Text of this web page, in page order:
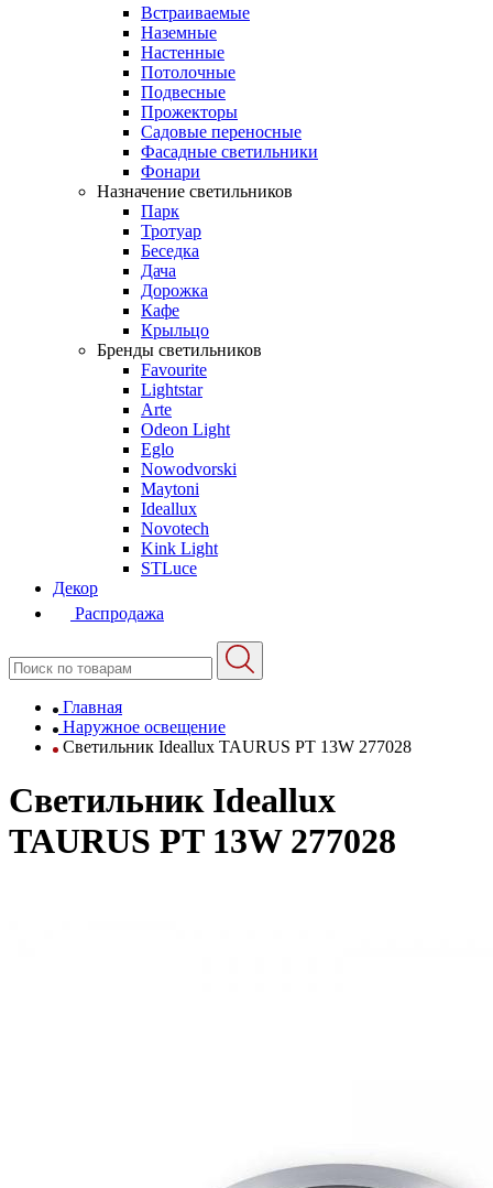
Встраиваемые
Наземные
Настенные
Потолочные
Подвесные
Прожекторы
Садовые переносные
Фасадные светильники
Фонари
Назначение светильников
Парк
Тротуар
Беседка
Дача
Дорожка
Кафе
Крыльцо
Бренды светильников
Favourite
Lightstar
Arte
Odeon Light
Eglo
Nowodvorski
Maytoni
Ideallux
Novotech
Kink Light
STLuce
Декор
Распродажа
Главная
Наружное освещение
Светильник Ideallux TAURUS PT 13W 277028
Светильник Ideallux
TAURUS PT 13W 277028